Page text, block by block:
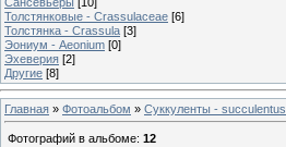
Толстянковые - Crassulaceae [6]
Толстянка - Crassula [3]
Эониум - Aeonium [0]
Эхеверия [2]
Другие [8]
Главная » Фотоальбом » Суккуленты - succulentus
Фотографий в альбоме: 12